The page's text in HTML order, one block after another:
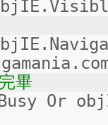
畢
Or